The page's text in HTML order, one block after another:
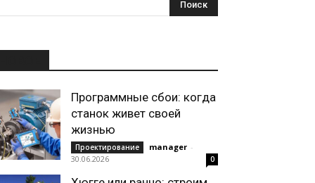
Программные сбои: когда
станок живет своей
жизнью
Проектирование manager -
30.06.2026
0